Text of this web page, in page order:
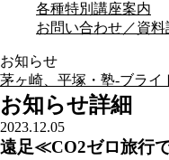
各種特別講座案内
お問い合わせ／資料
お知らせ
茅ヶ崎、平塚・塾-ブライ
お知らせ詳細
2023.12.05
遠足≪CO2ゼロ旅行